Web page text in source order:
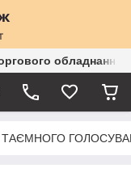
обладнання
ТАЄМНОГО